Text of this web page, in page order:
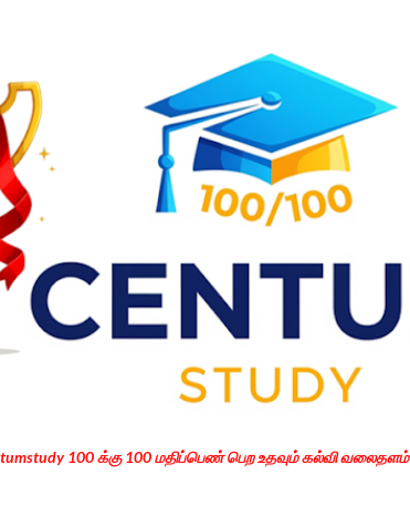
100 க்கு 100 மதிப்பெண் பெற உதவும் கல்வி வலைதளம்